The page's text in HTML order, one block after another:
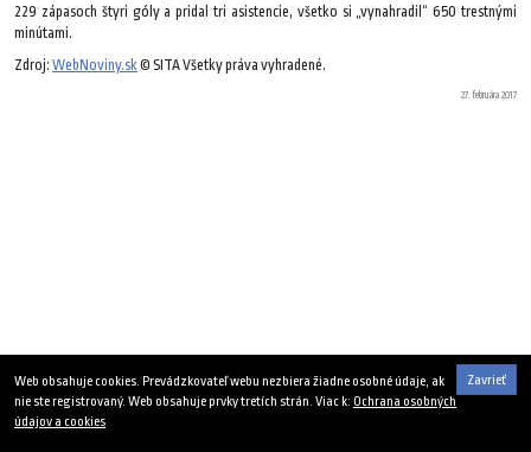
229 zápasoch štyri góly a pridal tri asistencie, všetko si „vynahradil“ 650 trestnými
minútami.
Zdroj: WebNoviny.sk© SITA Všetky práva vyhradené.
27. februára 2017
Zavrieť
Web obsahuje cookies. Prevádzkovateľ webu nezbiera žiadne osobné údaje, ak
nie ste registrovaný. Web obsahuje prvky tretích strán. Viac k: Ochrana osobných
údajov a cookies